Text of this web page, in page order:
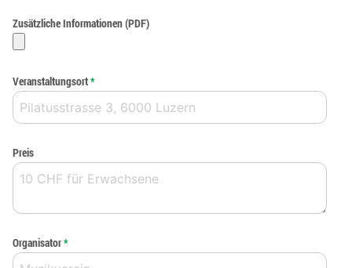
Zusätzliche Informationen (PDF)
Veranstaltungsort*
Preis
Organisator*